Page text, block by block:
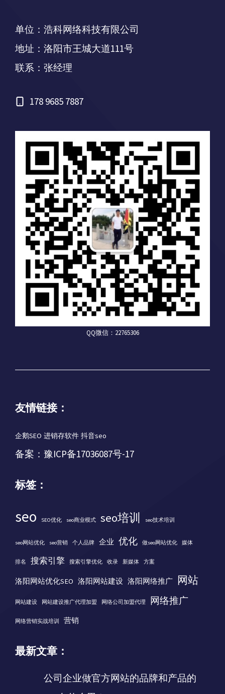
单位：浩科网络科技有限公司
地址：洛阳市王城大道111号
联系：张经理
178 9685 7887
QQ微信：22765306
友情链接：
企鹅SEO 进销存软件 抖音seo
备案： 豫ICP备17036087号-17
标签：
seo SEO优化 seo商业模式 seo培训 seo技术培训
seo网站优化 seo营销 个人品牌 企业 优化 做seo网站优化 媒体
排名 搜索引擎 搜索引擎优化 收录 新媒体 方案
洛阳网站优化SEO 洛阳网站建设 洛阳网络推广 网站
网站建设 网站建设推广代理加盟 网络公司加盟代理 网络推广
网络营销实战培训 营销
最新文章：
公司企业做官方网站的品牌和产品的